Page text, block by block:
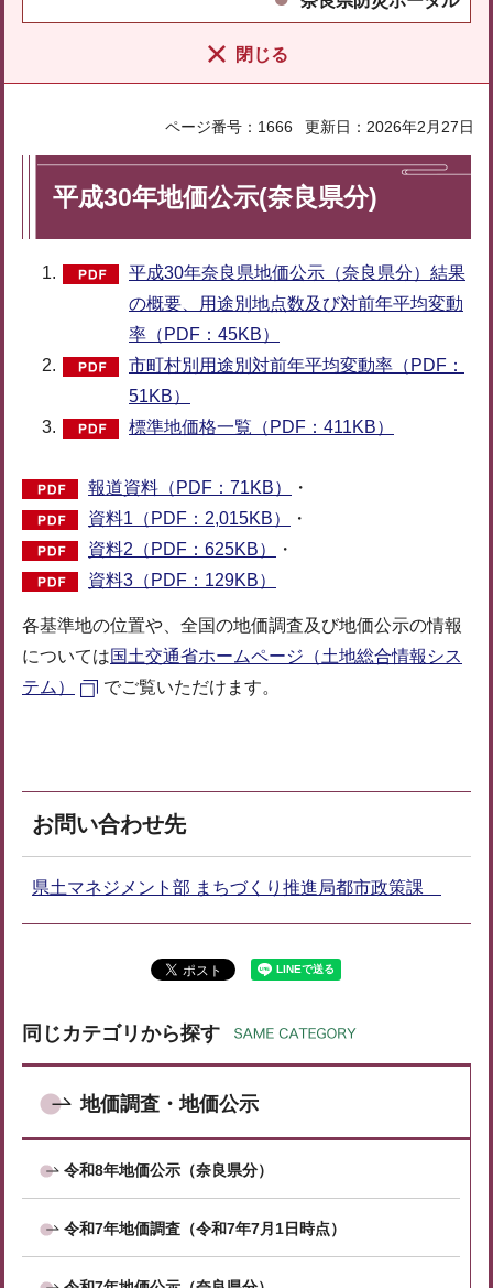
閉じる
ページ番号：1666 更新日：2026年2月27日
平成30年地価公示(奈良県分)
平成30年奈良県地価公示（奈良県分）結果
の概要、用途別地点数及び対前年平均変動
率（PDF：45KB）
市町村別用途別対前年平均変動率（PDF：
51KB）
標準地価格一覧（PDF：411KB）
報道資料（PDF：71KB）
・
資料1（PDF：2,015KB）
・
資料2（PDF：625KB）
・
資料3（PDF：129KB）
各基準地の位置や、全国の地価調査及び地価公示の情報
については国土交通省ホームページ（土地総合情報シス
テム）
でご覧いただけます。
お問い合わせ先
県土マネジメント部 まちづくり推進局都市政策課
同じカテゴリから探す
地価調査・地価公示
令和8年地価公示（奈良県分）
令和7年地価調査（令和7年7月1日時点）